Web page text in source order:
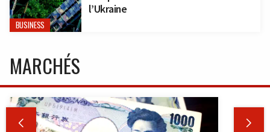
BUSINESS
l’Ukraine
MARCHÉS
 